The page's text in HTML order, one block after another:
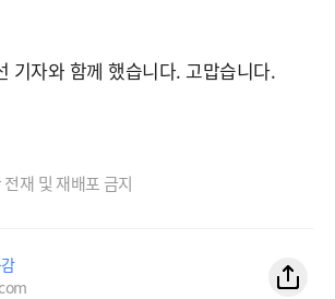
기자와 함께 했습니다. 고맙습니다.
재 및 재배포 금지